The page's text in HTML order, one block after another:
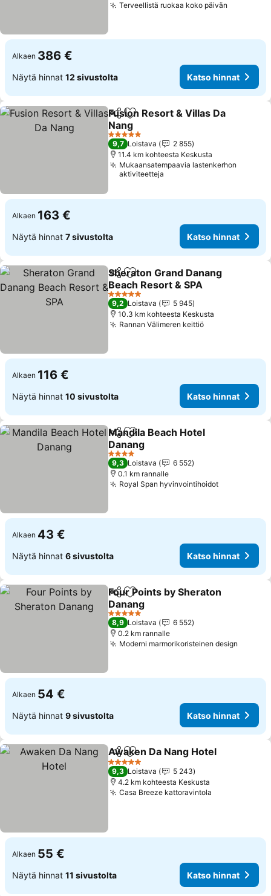
Terveellistä ruokaa koko päivän
Alkaen 386 €
Näytä hinnat 12 sivustolta Katso hinnat
Jaa Lisää suosikkeihin
Fusion Resort & Villas Da
Nang
5 Tähtiluokitus
9,7 Loistava
2 855
11.4 km kohteesta Keskusta
Mukaansatempaavia lastenkerhon
aktiviteetteja
Alkaen 163 €
Näytä hinnat 7 sivustolta Katso hinnat
Jaa Lisää suosikkeihin
Sheraton Grand Danang
Beach Resort & SPA
5 Tähtiluokitus
9,2 Loistava
5 945
10.3 km kohteesta Keskusta
Rannan Välimeren keittiö
Alkaen 116 €
Näytä hinnat 10 sivustolta Katso hinnat
Jaa Lisää suosikkeihin
Mandila Beach Hotel
Danang
4 Tähtiluokitus
9,3 Loistava
6 552
0.1 km rannalle
Royal Span hyvinvointihoidot
Alkaen 43 €
Näytä hinnat 6 sivustolta Katso hinnat
Jaa Lisää suosikkeihin
Four Points by Sheraton
Danang
5 Tähtiluokitus
8,9 Loistava
6 552
0.2 km rannalle
Moderni marmorikoristeinen design
Alkaen 54 €
Näytä hinnat 9 sivustolta Katso hinnat
Jaa Lisää suosikkeihin
Awaken Da Nang Hotel
5 Tähtiluokitus
9,3 Loistava
5 243
4.2 km kohteesta Keskusta
Casa Breeze kattoravintola
Alkaen 55 €
Näytä hinnat 11 sivustolta Katso hinnat